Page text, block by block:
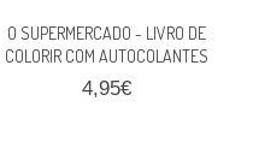
O SUPERMERCADO - LIVRO DE
COLORIR COM AUTOCOLANTES
4,95€